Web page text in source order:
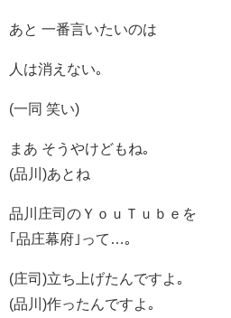
あと 一番言いたいのは
人は消えない｡
(一同 笑い)
まあ そうやけどもね｡
(品川)あとね
品川庄司のＹｏｕＴｕｂｅを
｢品庄幕府｣って…｡
(庄司)立ち上げたんですよ｡
(品川)作ったんですよ｡